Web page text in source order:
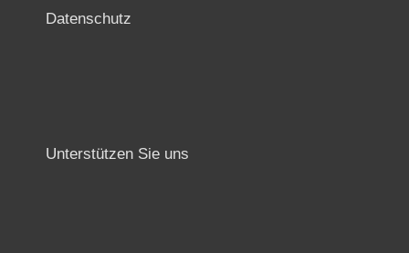
Datenschutz
Unterstützen Sie uns